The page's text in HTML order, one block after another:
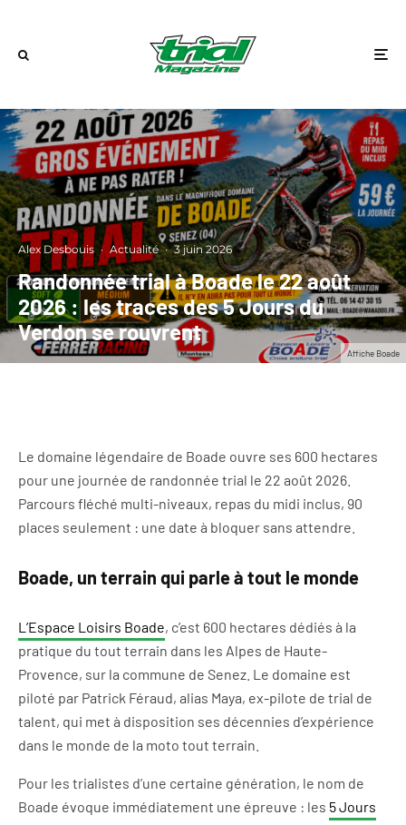
Affiche Boade
Alex Desbouis · Actualité · 3 juin 2026
Randonnée trial à Boade le 22 août
2026 : les traces des 5 Jours du
Verdon se rouvrent
Le domaine légendaire de Boade ouvre ses 600 hectares
pour une journée de randonnée trial le 22 août 2026.
Parcours fléché multi-niveaux, repas du midi inclus, 90
places seulement : une date à bloquer sans attendre.
Boade, un terrain qui parle à tout le monde
L’Espace Loisirs Boade, c’est 600 hectares dédiés à la
pratique du tout terrain dans les Alpes de Haute-
Provence, sur la commune de Senez. Le domaine est
piloté par Patrick Féraud, alias Maya, ex-pilote de trial de
talent, qui met à disposition ses décennies d’expérience
dans le monde de la moto tout terrain.
Pour les trialistes d’une certaine génération, le nom de
Boade évoque immédiatement une épreuve : les 5 Jours